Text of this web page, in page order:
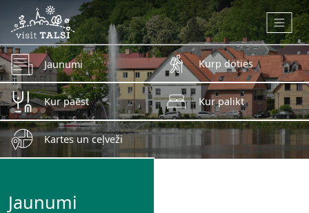
Skip to main content
Jaunumi Kurp doties
Kur paēst Kur palikt
Kartes un ceļveži
Jaunumi